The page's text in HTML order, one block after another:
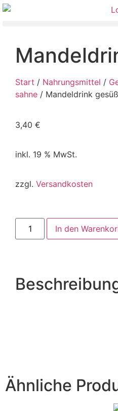
Start / Nahrungsmittel /
sahne / Mandeldrink
3,40 €
inkl. 19 % MwSt.
zzgl. Versandkosten
In den
Ähnliche